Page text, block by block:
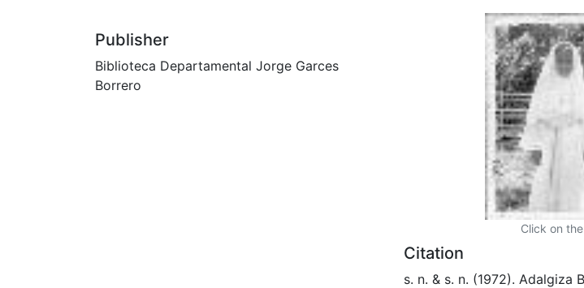
Publisher
Biblioteca Departamental Jorge Garces
Borrero
Click on
Citation
s. n. & s. n. (1972). Adalgiza